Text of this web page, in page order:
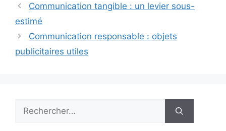
Communication tangible : un levier sous-
estimé
Communication responsable : objets
publicitaires utiles
Rechercher :